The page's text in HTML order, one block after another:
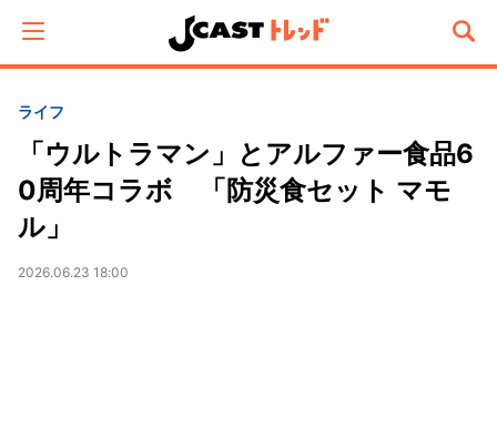
ライフ
「ウルトラマン」とアルファー食品6
0周年コラボ 「防災食セット マモ
ル」
2026.06.23 18:00